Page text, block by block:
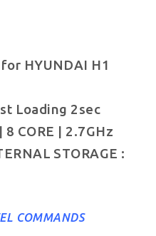
HYUNDAI H1
Loading 2sec
CORE | 2.7GHz
STORAGE :
COMMANDS